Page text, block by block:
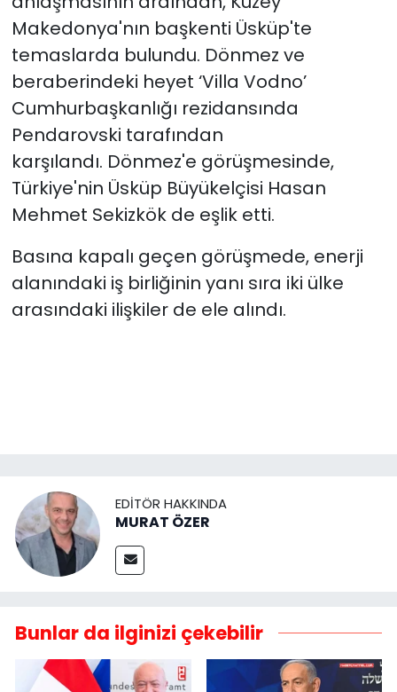
Makedonya'nın başkenti Üsküp'te
temaslarda bulundu. Dönmez ve
beraberindeki heyet ‘Villa Vodno’
Cumhurbaşkanlığı rezidansında
Pendarovski tarafından
karşılandı. Dönmez'e görüşmesinde,
Türkiye'nin Üsküp Büyükelçisi Hasan
Mehmet Sekizkök de eşlik etti.
Basına kapalı geçen görüşmede, enerji
alanındaki iş birliğinin yanı sıra iki ülke
arasındaki ilişkiler de ele alındı.
EDITÖR HAKKINDA
MURAT ÖZER
Bunlar da ilginizi çekebilir